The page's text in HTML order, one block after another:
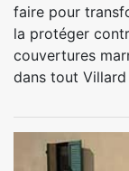
faire pour
la protéger
couvertures
dans tout